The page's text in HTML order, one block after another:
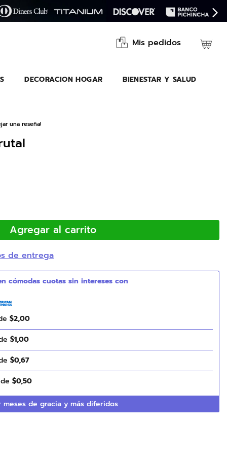
Mis pedidos
DECORACION HOGAR BIENESTAR Y SALUD
una reseña!
Agregar al carrito
de entrega
$2,00
$1,00
$0,67
$0,50
meses de gracia y más diferidos